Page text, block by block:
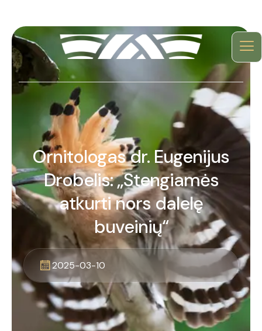
Ornitologas dr. Eugenijus
Drobelis: „Stengiamės
atkurti nors dalelę
buveinių“
2025-03-10